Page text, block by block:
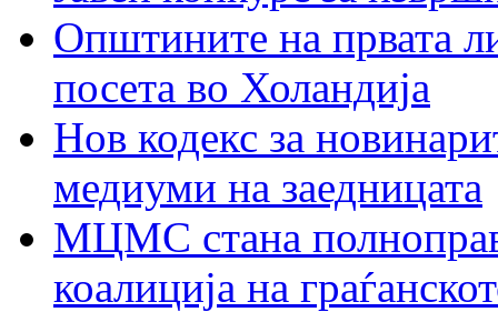
Општините на првата
посета во Холандија
Нов кодекс за
медиуми на заедницата
МЦМС стана
коалиција на